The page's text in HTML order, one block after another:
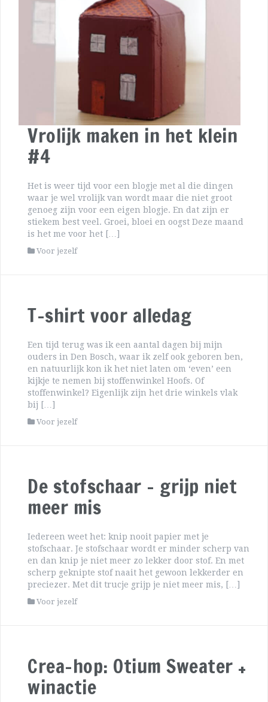
Vrolijk maken in het klein
#4
Het is weer tijd voor een blogje met al die dingen
waar je wel vrolijk van wordt maar die niet groot
genoeg zijn voor een eigen blogje. En dat zijn er
stiekem best veel. Groei, bloei en oogst Deze maand
is het me voor het […]
Voor jezelf
T-shirt voor alledag
Een tijd terug was ik een aantal dagen bij mijn
ouders in Den Bosch, waar ik zelf ook geboren ben,
en natuurlijk kon ik het niet laten om ‘even’ een
kijkje te nemen bij stoffenwinkel Hoofs. Of
stoffenwinkel? Eigenlijk zijn het drie winkels vlak
bij […]
Voor jezelf
De stofschaar – grijp niet
meer mis
Iedereen weet het: knip nooit papier met je
stofschaar. Je stofschaar wordt er minder scherp van
en dan knip je niet meer zo lekker door stof. En met
scherp geknipte stof naait het gewoon lekkerder en
preciezer. Met dit trucje grijp je niet meer mis, […]
Voor jezelf
Crea-hop: Otium Sweater +
winactie